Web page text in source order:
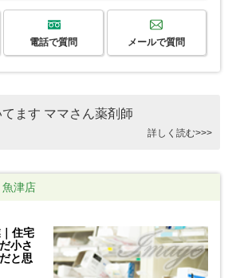
電話で質問 メールで質問
ます ママさん薬剤師
詳しく読む>>>
津店
住宅
小さ
と思